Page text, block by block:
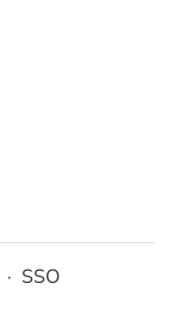
· SSO